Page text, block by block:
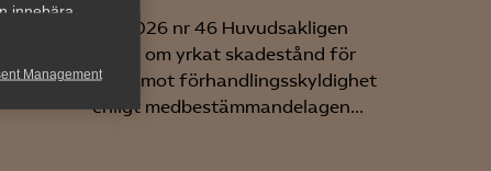
innebära
Management
AD 2026 nr 46 Huvudsakligen
fråga om yrkat skadestånd för
brott mot förhandlingsskyldighet
enligt medbestämmandelagen...